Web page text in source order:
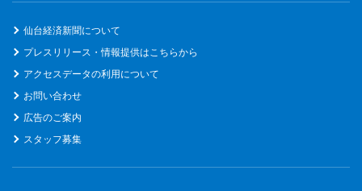
仙台経済新聞について
プレスリリース・情報提供はこちらから
アクセスデータの利用について
お問い合わせ
広告のご案内
スタッフ募集